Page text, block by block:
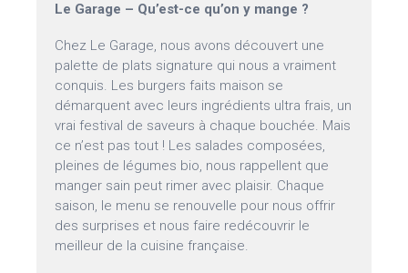
Le Garage – Qu’est-ce qu’on y mange ?
Chez Le Garage, nous avons découvert une
palette de plats signature qui nous a vraiment
conquis. Les burgers faits maison se
démarquent avec leurs ingrédients ultra frais, un
vrai festival de saveurs à chaque bouchée. Mais
ce n’est pas tout ! Les salades composées,
pleines de légumes bio, nous rappellent que
manger sain peut rimer avec plaisir. Chaque
saison, le menu se renouvelle pour nous offrir
des surprises et nous faire redécouvrir le
meilleur de la cuisine française.